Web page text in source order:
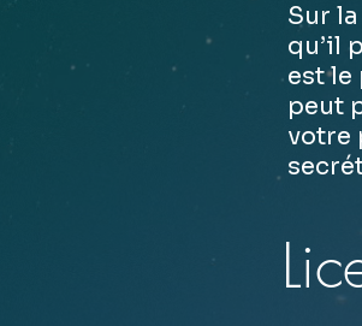
Sur
qu’il
est
peut
votre